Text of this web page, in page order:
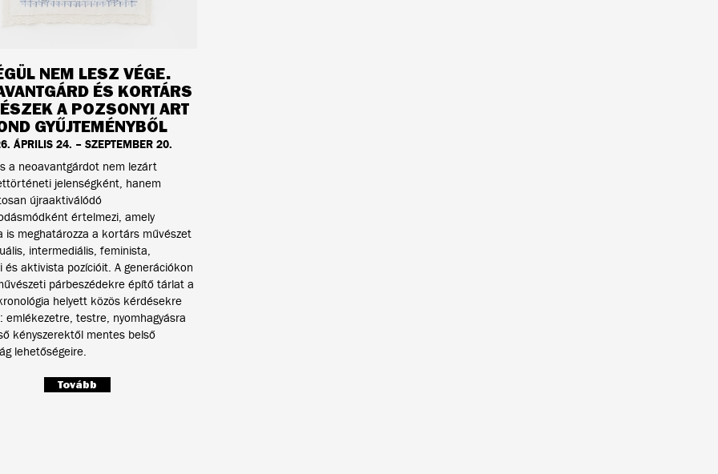
NEM LESZ VÉGE.
ÉS KORTÁRS
A POZSONYI ART
GYŰJTEMÉNYBŐL
ÁPRILIS 24. – SZEPTEMBER 20.
a neoavantgárdot nem lezárt
jelenségként, hanem
újraaktiválódó
értelmezi, amely
is meghatározza a kortárs művészet
intermediális, feminista,
és aktivista pozícióit. A generációkon
párbeszédekre építő tárlat a
helyett közös kérdésekre
emlékezetre, testre, nyomhagyásra
kényszerektől mentes belső
lehetőségeire.
Tovább